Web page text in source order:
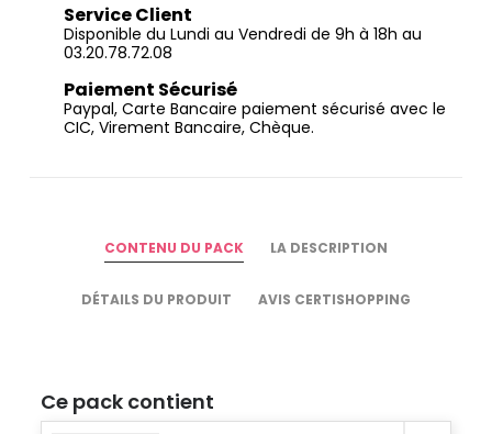
Service Client
Disponible du Lundi au Vendredi de 9h à 18h au
03.20.78.72.08
Paiement Sécurisé
Paypal, Carte Bancaire paiement sécurisé avec le
CIC, Virement Bancaire, Chèque.
CONTENU DU PACK LA DESCRIPTION
DÉTAILS DU PRODUIT AVIS CERTISHOPPING
Ce pack contient